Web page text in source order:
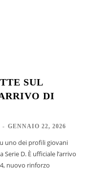
SUL
DI
- GENNAIO 22, 2026
uno dei profili giovani
D. È ufficiale l’arrivo
nuovo rinforzo